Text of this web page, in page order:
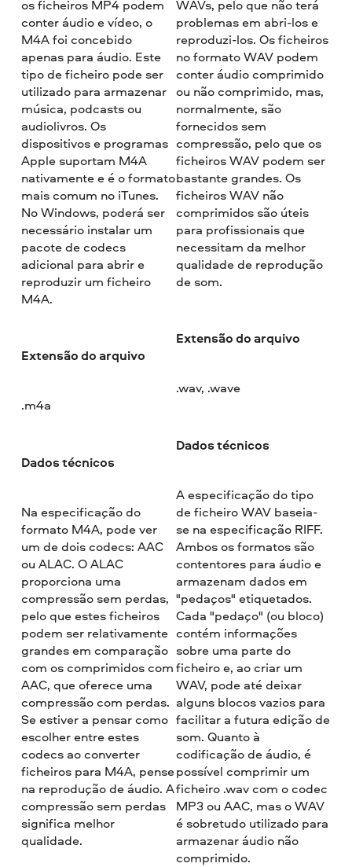
os ficheiros MP4 podem
conter áudio e vídeo, o
M4A foi concebido
apenas para áudio. Este
tipo de ficheiro pode ser
utilizado para armazenar
música, podcasts ou
audiolivros. Os
dispositivos e programas
Apple suportam M4A
nativamente e é o formato
mais comum no iTunes.
No Windows, poderá ser
necessário instalar um
pacote de codecs
adicional para abrir e
reproduzir um ficheiro
M4A.
Extensão do arquivo
.m4a
Dados técnicos
Na especificação do
formato M4A, pode ver
um de dois codecs: AAC
ou ALAC. O ALAC
proporciona uma
compressão sem perdas,
pelo que estes ficheiros
podem ser relativamente
grandes em comparação
com os comprimidos com
AAC, que oferece uma
compressão com perdas.
Se estiver a pensar como
escolher entre estes
codecs ao converter
ficheiros para M4A, pense
na reprodução de áudio. A
compressão sem perdas
significa melhor
qualidade.
WAVs, pelo que não terá
problemas em abri-los e
reproduzi-los. Os ficheiros
no formato WAV podem
conter áudio comprimido
ou não comprimido, mas,
normalmente, são
fornecidos sem
compressão, pelo que os
ficheiros WAV podem ser
bastante grandes. Os
ficheiros WAV não
comprimidos são úteis
para profissionais que
necessitam da melhor
qualidade de reprodução
de som.
Extensão do arquivo
.wav, .wave
Dados técnicos
A especificação do tipo
de ficheiro WAV baseia-
se na especificação RIFF.
Ambos os formatos são
contentores para áudio e
armazenam dados em
"pedaços" etiquetados.
Cada "pedaço" (ou bloco)
contém informações
sobre uma parte do
ficheiro e, ao criar um
WAV, pode até deixar
alguns blocos vazios para
facilitar a futura edição de
som. Quanto à
codificação de áudio, é
possível comprimir um
ficheiro .wav com o codec
MP3 ou AAC, mas o WAV
é sobretudo utilizado para
armazenar áudio não
comprimido.